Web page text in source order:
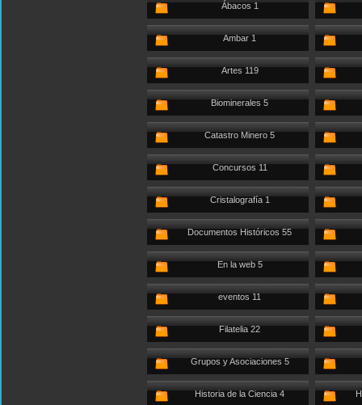
Ábacos 1
Ambar 1
Artes 119
Biominerales 5
Catastro Minero 5
Concursos 11
Cristalografía 1
Documentos Históricos 55
En la web 5
eventos 11
Filatelia 22
Grupos y Asociaciones 5
Historia de la Ciencia 4